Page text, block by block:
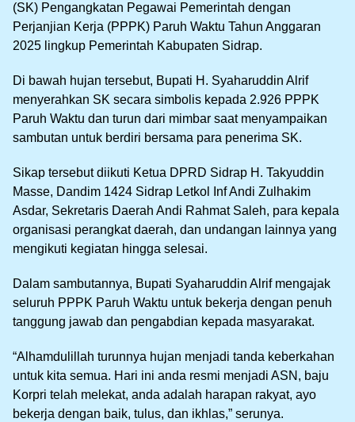
(SK) Pengangkatan Pegawai Pemerintah dengan
Perjanjian Kerja (PPPK) Paruh Waktu Tahun Anggaran
2025 lingkup Pemerintah Kabupaten Sidrap.
Di bawah hujan tersebut, Bupati H. Syaharuddin Alrif
menyerahkan SK secara simbolis kepada 2.926 PPPK
Paruh Waktu dan turun dari mimbar saat menyampaikan
sambutan untuk berdiri bersama para penerima SK.
Sikap tersebut diikuti Ketua DPRD Sidrap H. Takyuddin
Masse, Dandim 1424 Sidrap Letkol Inf Andi Zulhakim
Asdar, Sekretaris Daerah Andi Rahmat Saleh, para kepala
organisasi perangkat daerah, dan undangan lainnya yang
mengikuti kegiatan hingga selesai.
Dalam sambutannya, Bupati Syaharuddin Alrif mengajak
seluruh PPPK Paruh Waktu untuk bekerja dengan penuh
tanggung jawab dan pengabdian kepada masyarakat.
“Alhamdulillah turunnya hujan menjadi tanda keberkahan
untuk kita semua. Hari ini anda resmi menjadi ASN, baju
Korpri telah melekat, anda adalah harapan rakyat, ayo
bekerja dengan baik, tulus, dan ikhlas,” serunya.